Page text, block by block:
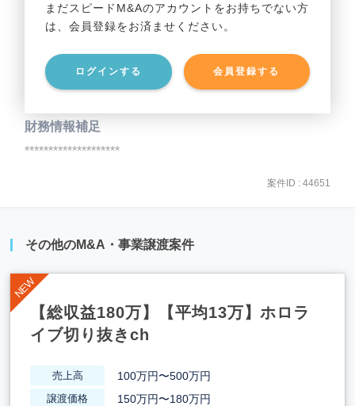
まだスピードM&Aのアカウントをお持ちでない方
は、会員登録をお済ませください。
ログインする 会員登録する
事業資産 ********************
事業負債 ********************
財務情報補足
********************
案件ID : 44651
その他のM&A・事業譲渡案件
【総収益180万】【平均13万】ホロラ
イブ切り抜きch
売上高 100万円〜500万円
譲渡価格 150万円〜180万円